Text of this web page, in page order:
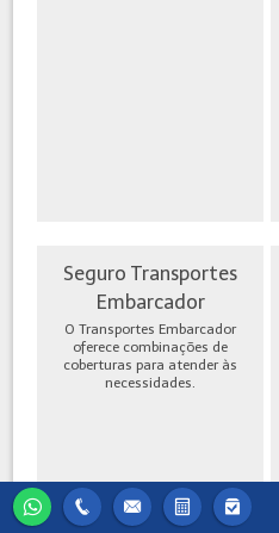
Seguro Transportes
Embarcador
O Transportes Embarcador
oferece combinações de
coberturas para atender às
necessidades.